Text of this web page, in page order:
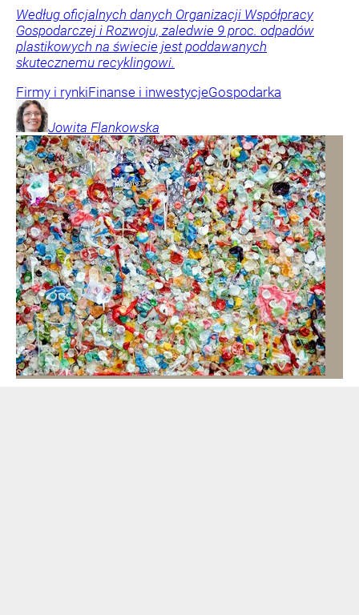
Według oficjalnych danych Organizacji Współpracy
Gospodarczej i Rozwoju, zaledwie 9 proc. odpadów
plastikowych na świecie jest poddawanych
skutecznemu recyklingowi.
Firmy i rynkiFinanse i inwestycjeGospodarka
Jowita Flankowska